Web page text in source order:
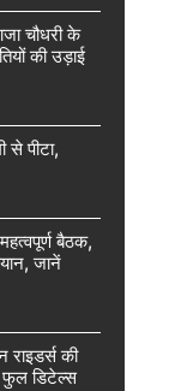
चौधरी के
की उड़ाई
से पीटा,
बैठक,
जानें
की
फुल डिटेल्स